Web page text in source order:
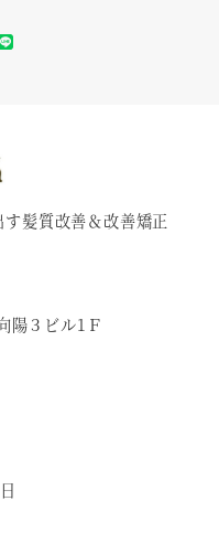
Line
髪質改善＆改善矯正
陽３ビル1Ｆ